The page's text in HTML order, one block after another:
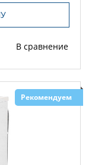
В сравнение
Рекомендуем